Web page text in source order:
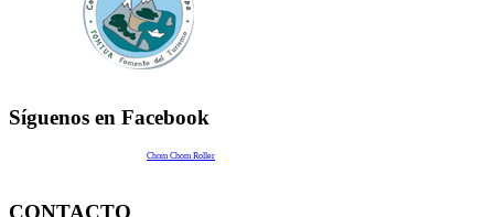
Síguenos en Facebook
Chom Chom Roller
CONTACTO